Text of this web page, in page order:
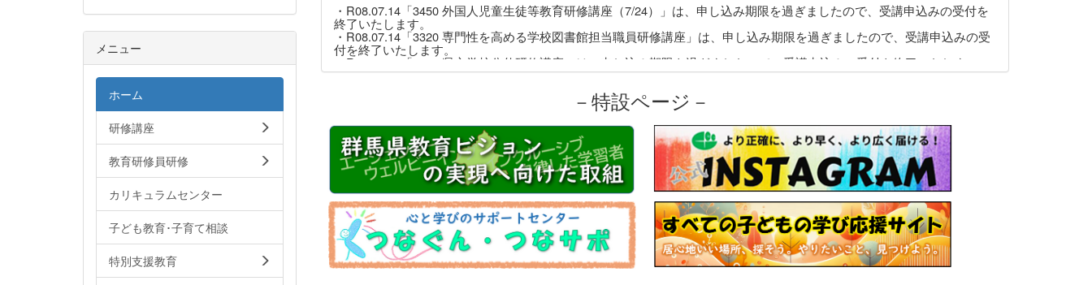
・R08.07.14「3450 外国人児童生徒等教育研修講座（7/24）」は、申し込み期限を過ぎましたので、受講申込みの受付を
終了いたします。
・R08.07.14「3320 専門性を高める学校図書館担当職員研修講座」は、申し込み期限を過ぎましたので、受講申込みの受
付を終了いたします。
・R08.07.13「3330 県立学校公仕研修講座」は、申し込み期限を過ぎましたので、受講申込みの受付を終了いたしま
す。
350 高校専門教育研修講座（7/29-31実施）」は、申し込み期限を過ぎましたので、受講申込みの受付を終
・R08.06.02
台風接近に伴う明日（6/3実施）の研修の対応につきましては、「各研修講座のページ」に記載いたしま
す。必ずご確認ください。
・R08.05.25「3240 学年主任研修講座」は、申し込み期限を過ぎましたので、受講申込みの受付を終了いたします。
・R08.05.22「3070 体育科保健体育科研修講座（9/29午後の部）」は定員に達しました。受講申込みの受付を終了いたし
・R08.05.14「3350 高校専門教育研修講座（7/24）」は定員に達しました。受講申込みの受付を終了いたします。
・R08.05.14「3310 学校事務職員スキルアップ研修講座（6/9）」は定員に達しました。受講申込みの受付を終了いたしま
す。
・R08.05.11「3720 教育相談中級研修講座」は定員に達しました。受講申込みの受付を終了いたします。
・R08.05.11「3450 外国人児童生徒等教育研修講座（5/20）」は、申し込み期限を過ぎましたので、受講申込みの受付を
終了いたします。
－特設ページ－
メニュー
ホーム
研修講座
教育研修員研修
カリキュラムセンター
子ども教育･子育て相談
特別支援教育